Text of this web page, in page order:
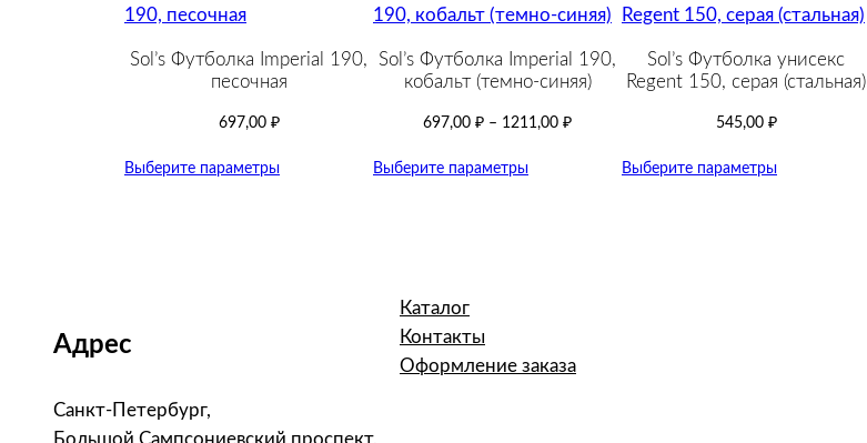
Sol’s Футболка Imperial 190,
песочная
697,00 ₽
Выберите параметры
Sol’s Футболка Imperial 190,
кобальт (темно-синяя)
697,00 ₽ – 1211,00 ₽
Выберите параметры
Sol’s Футболка унисекс
Regent 150, серая (стальная)
545,00 ₽
Выберите параметры
Адрес
Санкт-Петербург,
Каталог
Контакты
Оформление заказа